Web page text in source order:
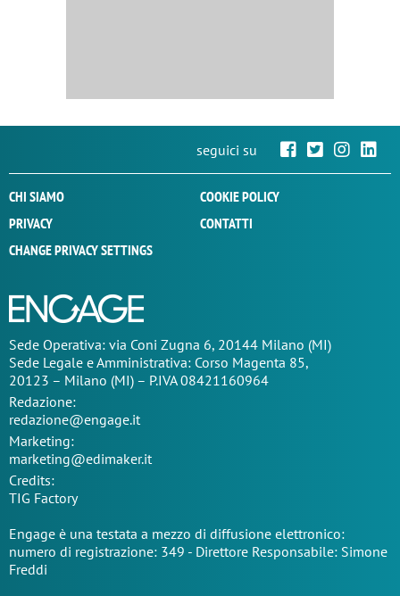
seguici su
CHI SIAMO
COOKIE POLICY
PRIVACY
CONTATTI
CHANGE PRIVACY SETTINGS
Sede Operativa: via Coni Zugna 6, 20144 Milano (MI)
Sede Legale e Amministrativa: Corso Magenta 85,
20123 – Milano (MI) – P.IVA 08421160964
Redazione:
redazione@engage.it
Marketing:
marketing@edimaker.it
Credits:
TIG Factory
Engage è una testata a mezzo di diffusione elettronico:
numero di registrazione: 349 - Direttore Responsabile: Simone
Freddi